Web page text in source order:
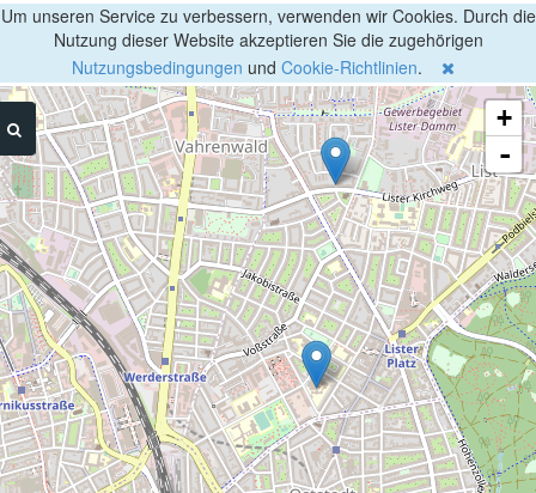
Um unseren Service zu verbessern, verwenden wir Cookies. Durch die
Nutzung dieser Website akzeptieren Sie die zugehörigen
Nutzungsbedingungen und Cookie-Richtlinien.
+
-